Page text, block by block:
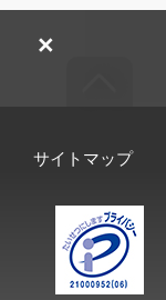
サイトマップ
×